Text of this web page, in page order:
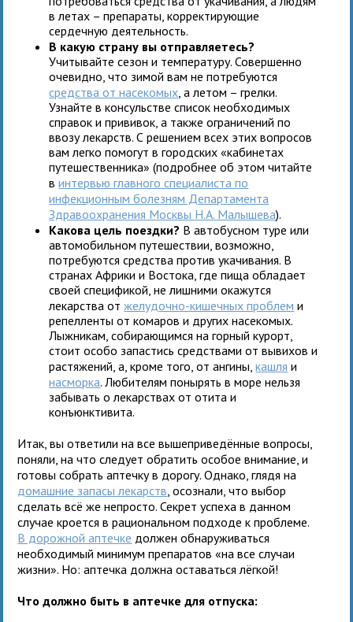
в летах – препараты, корректирующие
сердечную деятельность.
В какую страну вы отправляетесь?
Учитывайте сезон и температуру. Совершенно
очевидно, что зимой вам не потребуются
средства от насекомых , а летом – грелки.
Узнайте в консульстве список необходимых
справок и прививок, а также ограничений по
ввозу лекарств. С решением всех этих вопросов
вам легко помогут в городских «кабинетах
путешественника» (подробнее об этом читайте
винтервью главного специалиста по
инфекционным болезням Департамента
Здравоохранения Москвы Н.А. Малышева).
Какова цель поездки? В автобусном туре или
автомобильном путешествии, возможно,
потребуются средства против укачивания. В
странах Африки и Востока, где пища обладает
своей спецификой, не лишними окажутся
лекарства отжелудочно-кишечных проблем и
репелленты от комаров и других насекомых.
Лыжникам, собирающимся на горный курорт,
стоит особо запастись средствами от вывихов и
растяжений, а, кроме того, от ангины,кашля и
насморка. Любителям понырять в море нельзя
забывать о лекарствах от отита и
конъюнктивита.
Итак, вы ответили на все вышеприведённые вопросы,
поняли, на что следует обратить особое внимание, и
готовы собрать аптечку в дорогу. Однако, глядя на
домашние запасы лекарств , осознали, что выбор
сделать всё же непросто. Секрет успеха в данном
случае кроется в рациональном подходе к проблеме.
В дорожной аптечке должен обнаруживаться
необходимый минимум препаратов «на все случаи
жизни». Но: аптечка должна оставаться лёгкой!
Что должно быть в аптечке для отпуска: